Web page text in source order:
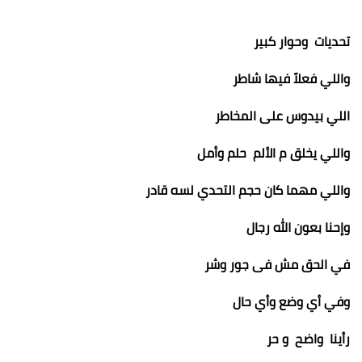
تحديات وحوار كبير
واللي فعلاً فيها شاطر
اللي بيدوس على المخاطر
واللي يخلق م الألم حلم وأمل
واللي مهما كان حجم التحدي لسه قادر
وإحنا بعون الله رجال
في الحق مش فى جور وشر
وفي أي وضع وأي حال
رأينا واضح و حر